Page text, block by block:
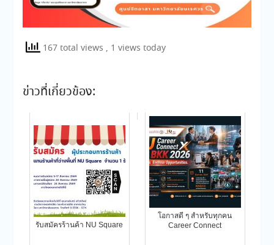
167 total views , 1 views today
ข่าวที่เกี่ยวข้อง:
รับสมัครร้านค้า NU Square
โอกาสดี ๆ สำหรับทุกคน
Career Connect